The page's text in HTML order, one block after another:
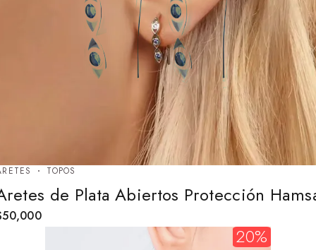
TOPOS
de Plata Abiertos Protección
50,000
20%